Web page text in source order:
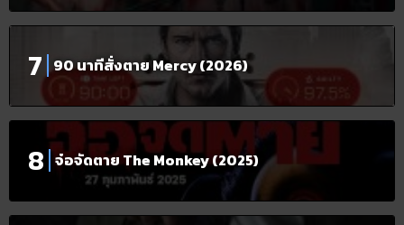
90 นาทีสั่งตาย Mercy (2026)
จ๋อจัดตาย The Monkey (2025)